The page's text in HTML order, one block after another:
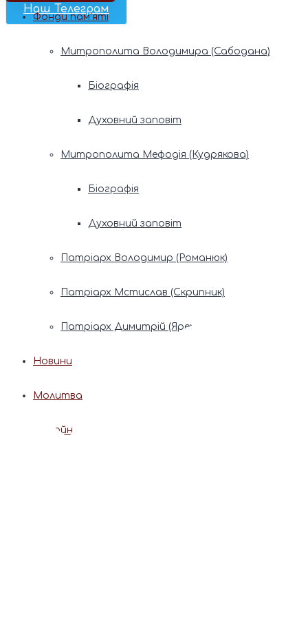
Наш Телеграм
Фонди пам’яті
Митрополита Володимира (Сабодана)
Біографія
Духовний заповіт
Митрополита Мефодія (Кудрякова)
Біографія
Духовний заповіт
Патріарх Володимир (Романюк)
Патріарх Мстислав (Скрипник)
Патріарх Димитрій (Ярема)
Новини
Молитва
Онлайн послуги